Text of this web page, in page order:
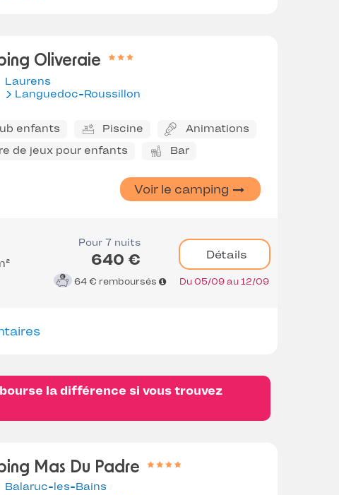
Oliveraie
Laurens
Languedoc-Roussillon
enfants Piscine
Animations
de jeux pour enfants
Bar
Voir le camping
Pour 7 nuits
640 €
64 € remboursés
Détails
Du 05/09 au 12/09
la différence si vous trouvez
Mas Du Padre
Balaruc-les-Bains